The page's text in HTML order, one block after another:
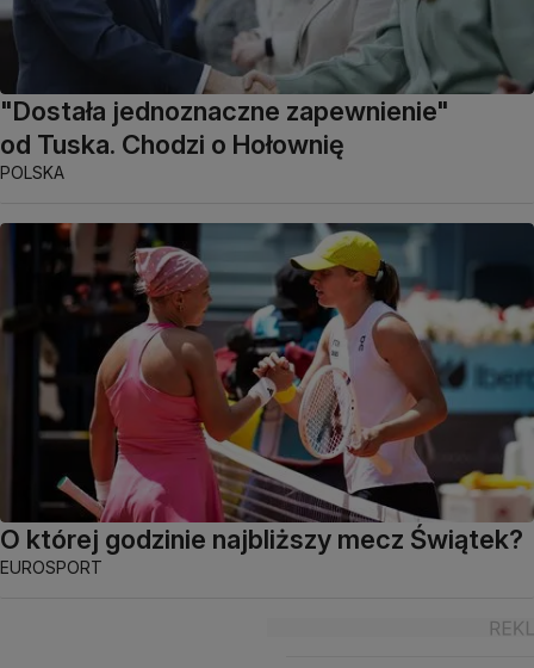
"Dostała jednoznaczne zapewnienie"
od Tuska. Chodzi o Hołownię
POLSKA
O której godzinie najbliższy mecz Świątek?
EUROSPORT